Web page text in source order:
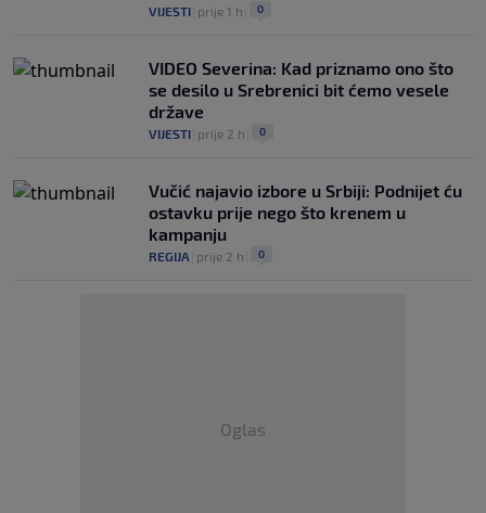
VIJESTI prije 1 h 0
VIDEO Severina: Kad priznamo ono što
se desilo u Srebrenici bit ćemo vesele
države
VIJESTI prije 2 h 0
Vučić najavio izbore u Srbiji: Podnijet ću
ostavku prije nego što krenem u
kampanju
REGIJA prije 2 h 0
Oglas